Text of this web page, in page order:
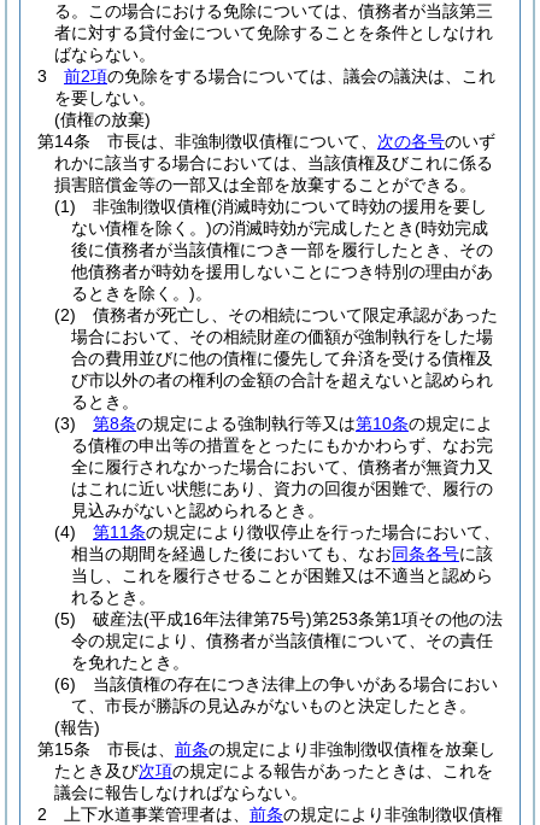
る。
この場合における免除については、債務者が当該第三
者に対する貸付金について免除することを条件としなけれ
ばならない。
3
前2項の免除をする場合については、議会の議決は、これ
を要しない。
(債権の放棄)
第14条
市長は、非強制徴収債権について、 次の各号のいず
れかに該当する場合においては、当該債権及びこれに係る
損害賠償金等の一部又は全部を放棄することができる。
(1)
非強制徴収債権(消滅時効について時効の援用を要し
ない債権を除く。)の消滅時効が完成したとき(時効完成
後に債務者が当該債権につき一部を履行したとき、その
他債務者が時効を援用しないことにつき特別の理由があ
るときを除く。)。
(2)
債務者が死亡し、その相続について限定承認があった
場合において、その相続財産の価額が強制執行をした場
合の費用並びに他の債権に優先して弁済を受ける債権及
び市以外の者の権利の金額の合計を超えないと認められ
るとき。
(3)
第8条の規定による強制執行等又は第10条の規定によ
る債権の申出等の措置をとったにもかかわらず、なお完
全に履行されなかった場合において、債務者が無資力又
はこれに近い状態にあり、資力の回復が困難で、履行の
見込みがないと認められるとき。
(4)
第11条の規定により徴収停止を行った場合において、
相当の期間を経過した後においても、なお同条各号に該
当し、これを履行させることが困難又は不適当と認めら
れるとき。
(5)
破産法(平成16年法律第75号)第253条第1項その他の法
令の規定により、債務者が当該債権について、その責任
を免れたとき。
(6)
当該債権の存在につき法律上の争いがある場合におい
て、市長が勝訴の見込みがないものと決定したとき。
(報告)
第15条
市長は、 前条の規定により非強制徴収債権を放棄し
たとき及び次項の規定による報告があったときは、これを
議会に報告しなければならない。
2
上下水道事業管理者は、 前条の規定により非強制徴収債権